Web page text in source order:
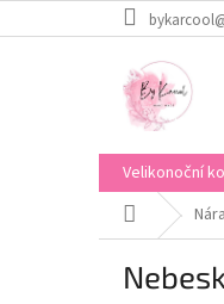
na
Velikonoční
Domů